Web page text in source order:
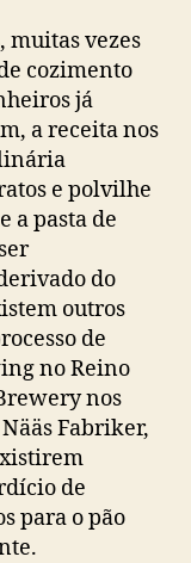
muitas vezes
cozimento
já
a receita nos
e polvilhe
a pasta de
do
outros
de
no Reino
nos
Fabriker,
de
para o pão